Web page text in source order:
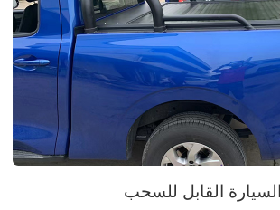
القابل للسحب